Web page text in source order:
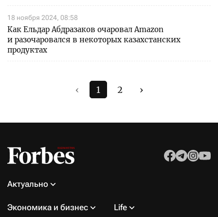
18 ноября 2024, 08:58
Как Ельдар Абдразаков очаровал Amazon
и разочаровался в некоторых казахстанских
продуктах
‹ 1 2 ›
Актуально
Экономика и бизнес Life